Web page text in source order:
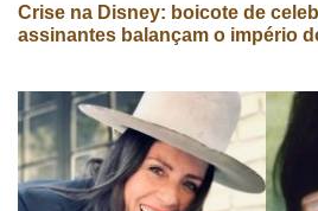
Crise na Disney: boicote de
assinantes balançam o império